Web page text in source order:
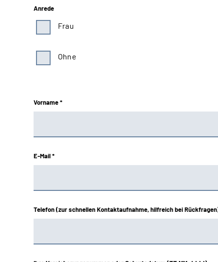
Braunschweig-Hannover
Mitteldeutschland
Nord
Oldenburg-Bremen
Anrede
Frau
Ohne
Vorname *
E-Mail *
Telefon (zur schnellen Kontaktaufnahme, hilfreich bei